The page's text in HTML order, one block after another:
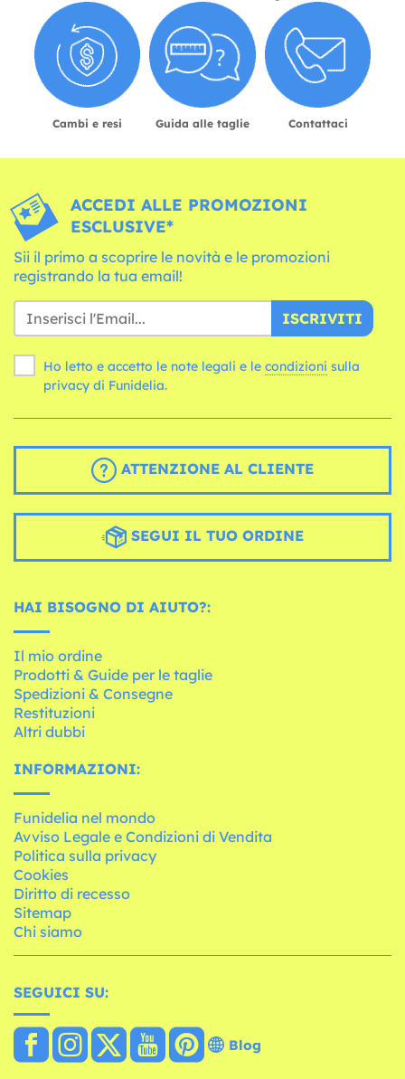
Cambi e resi Guida alle taglie Contattaci
ACCEDI ALLE PROMOZIONI
ESCLUSIVE*
Sii il primo a scoprire le novità e le promozioni
registrando la tua email!
ISCRIVITI
Ho letto e accetto le note legali e le condizioni
privacy di Funidelia.
ATTENZIONE AL CLIENTE
SEGUI IL TUO ORDINE
HAI BISOGNO DI AIUTO?:
Il mio ordine
Prodotti & Guide per le taglie
Spedizioni & Consegne
Restituzioni
Altri dubbi
INFORMAZIONI:
Funidelia nel mondo
Avviso Legale e Condizioni di Vendita
Politica sulla privacy
Cookies
Diritto di recesso
Sitemap
Chi siamo
SEGUICI SU:
Blog